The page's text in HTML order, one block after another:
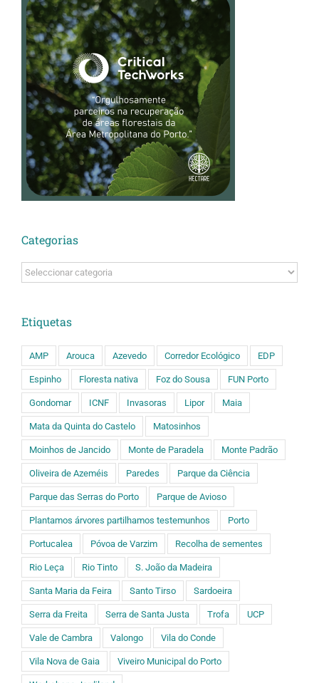
Categorias
Categorias
Etiquetas
AMP Arouca Azevedo Corredor Ecológico EDP
Espinho Floresta nativa Foz do Sousa FUN Porto
Gondomar ICNF Invasoras Lipor Maia
Mata da Quinta do Castelo Matosinhos
Moinhos de Jancido Monte de Paradela Monte Padrão
Oliveira de Azeméis Paredes Parque da Ciência
Parque das Serras do Porto Parque de Avioso
Plantamos árvores partilhamos testemunhos Porto
Portucalea Póvoa de Varzim Recolha de sementes
Rio Leça Rio Tinto S. João da Madeira
Santa Maria da Feira Santo Tirso Sardoeira
Serra da Freita Serra de Santa Justa Trofa UCP
Vale de Cambra Valongo Vila do Conde
Vila Nova de Gaia Viveiro Municipal do Porto